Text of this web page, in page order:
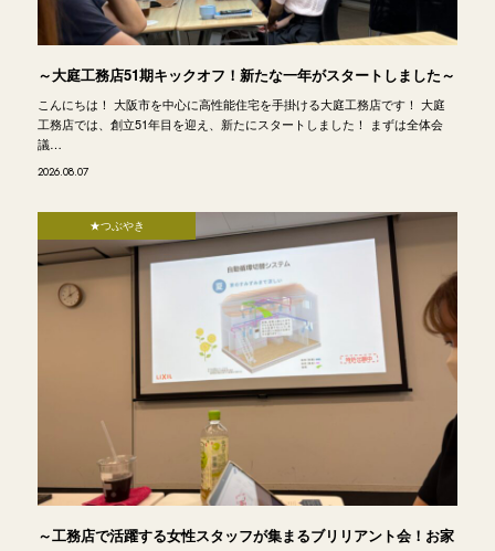
～大庭工務店51期キックオフ！新たな一年がスタートしました～
こんにちは！ 大阪市を中心に高性能住宅を手掛ける大庭工務店です！ 大庭
工務店では、創立51年目を迎え、新たにスタートしました！ まずは全体会
議…
2026.08.07
★つぶやき
～工務店で活躍する女性スタッフが集まるブリリアント会！お家